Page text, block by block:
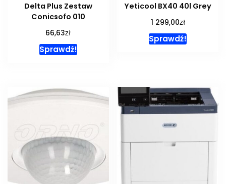
Delta Plus Zestaw
Conicsofo 010
66,63zł
Sprawdź!
Yeticool BX40 40l Grey
1 299,00zł
Sprawdź!